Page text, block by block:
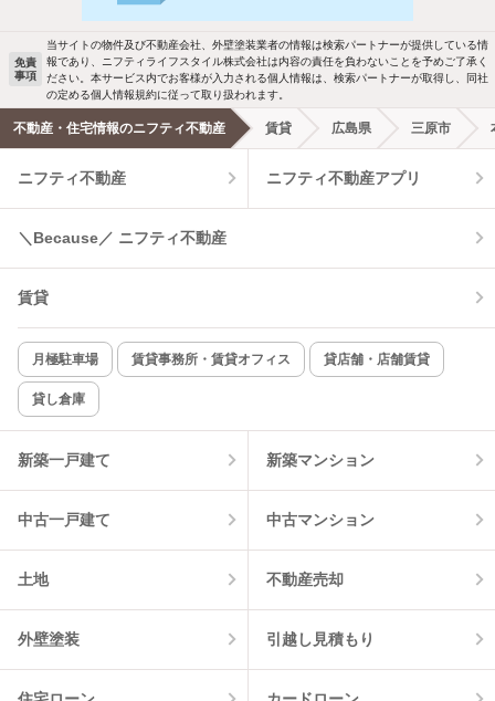
駐車場あり ペット相談
洗濯機置場あり 独立洗面台
エアコンあり 都市ガス
温水洗浄便座 オートロック
コンロ2口以上
新着のみ インターネット無料
該当件数:
12
免責
事項
当サイトの物件及び不動産会社、外壁塗装業者の情報は検索パートナーが提供している情
報であり、ニフティライフスタイル株式会社は内容の責任を負わないことを予めご了承く
ださい。本サービス内でお客様が入力される個人情報は、検索パートナーが取得し、同社
の定める個人情報規約に従って取り扱われます。
不動産・住宅情報のニフティ不動産 賃貸 広島県 三原市
ニフティ不動産 ニフティ不動産アプリ
＼Because／ ニフティ不動産
賃貸
月極駐車場 賃貸事務所・賃貸オフィス 貸店舗・店舗賃貸
貸し倉庫
新築一戸建て 新築マンション
中古一戸建て 中古マンション
土地 不動産売却
外壁塗装 引越し見積もり